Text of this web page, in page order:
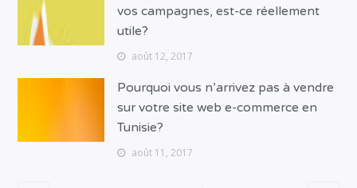
vos campagnes, est-ce réellement
utile?
août 12, 2017
Pourquoi vous n’arrivez pas à vendre
sur votre site web e-commerce en
Tunisie?
août 11, 2017